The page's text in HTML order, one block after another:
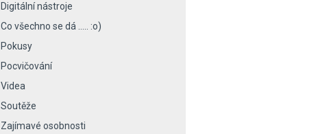
Digitální nástroje
Co všechno se dá ….. :o)
Pokusy
Pocvičování
Videa
Soutěže
Zajímavé osobnosti